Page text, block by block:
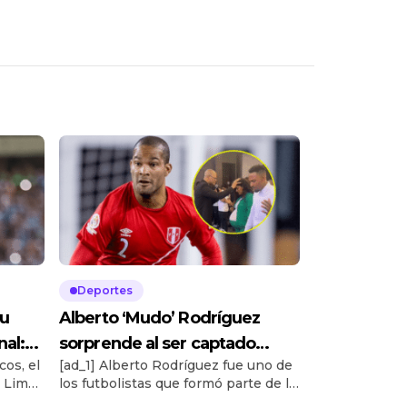
el
Deportes
Alberto ‘Mudo’ Rodríguez
sorprende al ser captado
bendiciendo a fieles en iglesia
[ad_1] Alberto Rodríguez fue uno de
los futbolistas que formó parte de la